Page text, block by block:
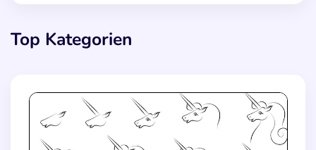
Top Kategorien